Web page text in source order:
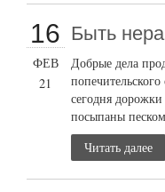
16
ФЕВ
21
Быть
Добрые дела
сегодня
посыпаны
Читать далее